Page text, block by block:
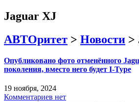
Jaguar XJ
АВТОритет > Новости >
Опубликовано фото отменённого
поколения, вместо него будет I-Type
19 ноября, 2024
Комментариев нет